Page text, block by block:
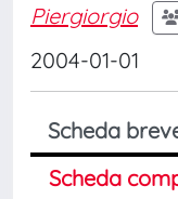
Piergiorgio
2004-01-01
Scheda
Scheda